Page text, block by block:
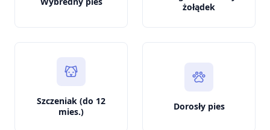
żołądek
Szczeniak (do 12
mies.)
Dorosły pies